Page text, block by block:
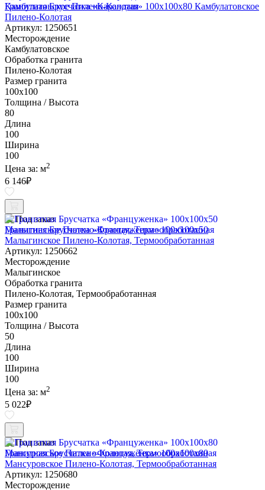
Гранитная Брусчатка «Карандаш» 100х100x80 Камбулатовское
Пилено-Колотая
Артикул: 1250651
Месторождение
Камбулатовское
Обработка гранита
Пилено-Колотая
Размер гранита
100х100
Толщина / Высота
80
Длина
100
Ширина
100
Цена за: м2
6 146₽
Под заказ
Гранитная Брусчатка «Француженка» 100х100x50
Малыгинское Пилено-Колотая, Термообработанная
Артикул: 1250662
Месторождение
Малыгинское
Обработка гранита
Пилено-Колотая, Термообработанная
Размер гранита
100х100
Толщина / Высота
50
Длина
100
Ширина
100
Цена за: м2
5 022₽
Под заказ
Гранитная Брусчатка «Француженка» 100х100x80
Мансуровское Пилено-Колотая, Термообработанная
Артикул: 1250680
Месторождение